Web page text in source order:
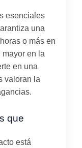
esenciales
una
o más en
mayor en la
en una
valoran la
que
está